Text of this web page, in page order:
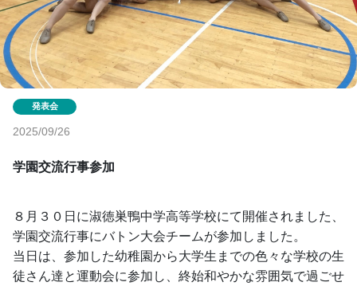
2025/09/26
学園交流行事参加
８月３０日に淑徳巣鴨中学高等学校にて開催されました、
学園交流行事にバトン大会チームが参加しました。
当日は、参加した幼稚園から大学生までの色々な学校の生
徒さん達と運動会に参加し、終始和やかな雰囲気で過ごせ